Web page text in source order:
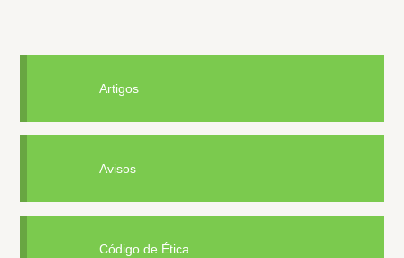
Artigos
Avisos
Código de Ética